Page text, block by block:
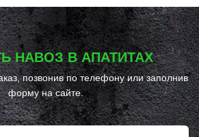
НАВОЗ В АПАТИТАХ
позвонив по телефонуили заполнив
форму на сайте.